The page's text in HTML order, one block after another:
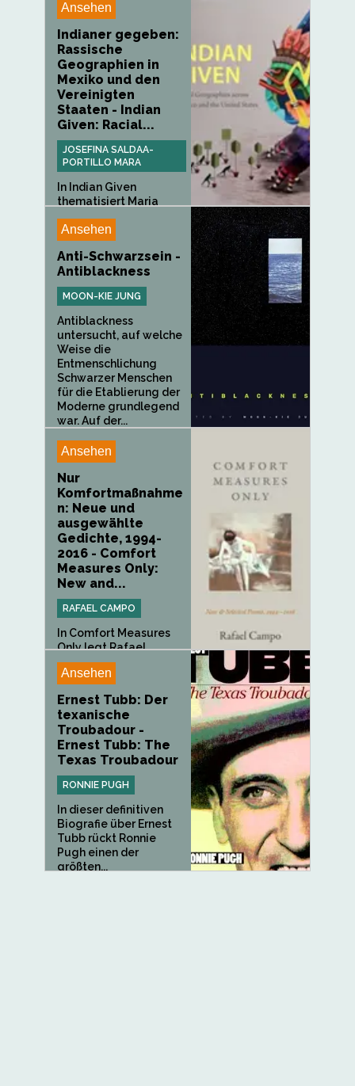
Ansehen
Indianer gegeben:
Rassische
Geographien in
Mexiko und den
Vereinigten
Staaten - Indian
Given: Racial...
JOSEFINA SALDAA-
PORTILLO MARA
In Indian Given
thematisiert Maria
Ansehen
Anti-Schwarzsein -
Antiblackness
MOON-KIE JUNG
Antiblackness
untersucht, auf welche
Weise die
Entmenschlichung
Schwarzer Menschen
für die Etablierung der
Moderne grundlegend
war. Auf der...
Ansehen
Nur
Komfortmaßnahme
n: Neue und
ausgewählte
Gedichte, 1994-
2016 - Comfort
Measures Only:
New and...
RAFAEL CAMPO
In Comfort Measures
Only legt Rafael
Campo Zeugnis...
Ansehen
Ernest Tubb: Der
texanische
Troubadour -
Ernest Tubb: The
Texas Troubadour
RONNIE PUGH
In dieser definitiven
Biografie über Ernest
Tubb rückt Ronnie
Pugh einen der
größten...